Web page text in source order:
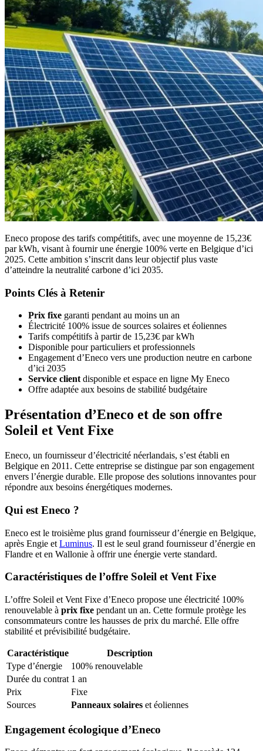
Eneco propose des tarifs compétitifs, avec une moyenne de 15,23€
par kWh, visant à fournir une énergie 100% verte en Belgique d’ici
2025. Cette ambition s’inscrit dans leur objectif plus vaste
d’atteindre la neutralité carbone d’ici 2035.
Points Clés à Retenir
Prix fixe garanti pendant au moins un an
Électricité 100% issue de sources solaires et éoliennes
Tarifs compétitifs à partir de 15,23€ par kWh
Disponible pour particuliers et professionnels
Engagement d’Eneco vers une production neutre en carbone
d’ici 2035
Service client disponible et espace en ligne My Eneco
Offre adaptée aux besoins de stabilité budgétaire
Présentation d’Eneco et de son offre
Soleil et Vent Fixe
Eneco, un fournisseur d’électricité néerlandais, s’est établi en
Belgique en 2011. Cette entreprise se distingue par son engagement
envers l’énergie durable. Elle propose des solutions innovantes pour
répondre aux besoins énergétiques modernes.
Qui est Eneco ?
Eneco est le troisième plus grand fournisseur d’énergie en Belgique,
après Engie et Luminus. Il est le seul grand fournisseur d’énergie en
Flandre et en Wallonie à offrir une énergie verte standard.
Caractéristiques de l’offre Soleil et Vent Fixe
L’offre Soleil et Vent Fixe d’Eneco propose une électricité 100%
renouvelable à prix fixe pendant un an. Cette formule protège les
consommateurs contre les hausses de prix du marché. Elle offre
stabilité et prévisibilité budgétaire.
Caractéristique
Description
Type d’énergie
100% renouvelable
Durée du contrat 1 an
Prix
Fixe
Sources
Panneaux solaires et éoliennes
Engagement écologique d’Eneco